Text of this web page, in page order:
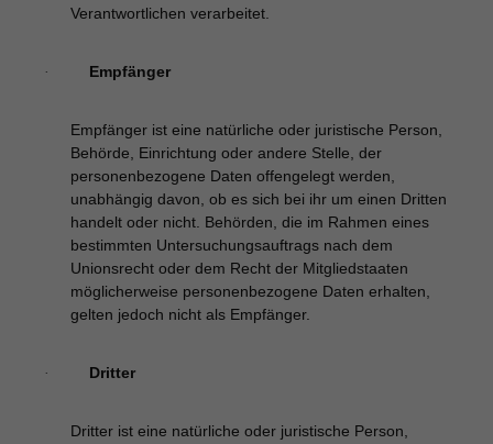
Verantwortlichen verarbeitet.
· Empfänger
Empfänger ist eine natürliche oder juristische Person,
Behörde, Einrichtung oder andere Stelle, der
personenbezogene Daten offengelegt werden,
unabhängig davon, ob es sich bei ihr um einen Dritten
handelt oder nicht. Behörden, die im Rahmen eines
bestimmten Untersuchungsauftrags nach dem
Unionsrecht oder dem Recht der Mitgliedstaaten
möglicherweise personenbezogene Daten erhalten,
gelten jedoch nicht als Empfänger.
· Dritter
Dritter ist eine natürliche oder juristische Person,